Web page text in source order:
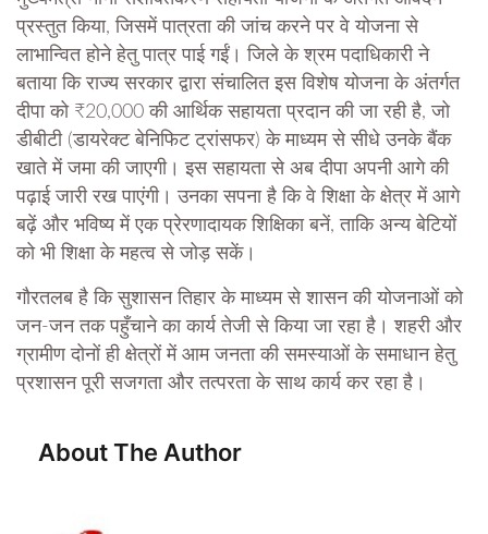
प्रस्तुत किया, जिसमें पात्रता की जांच करने पर वे योजना से
लाभान्वित होने हेतु पात्र पाई गईं। जिले के श्रम पदाधिकारी ने
बताया कि राज्य सरकार द्वारा संचालित इस विशेष योजना के अंतर्गत
दीपा को ₹20,000 की आर्थिक सहायता प्रदान की जा रही है, जो
डीबीटी (डायरेक्ट बेनिफिट ट्रांसफर) के माध्यम से सीधे उनके बैंक
खाते में जमा की जाएगी। इस सहायता से अब दीपा अपनी आगे की
पढ़ाई जारी रख पाएंगी। उनका सपना है कि वे शिक्षा के क्षेत्र में आगे
बढ़ें और भविष्य में एक प्रेरणादायक शिक्षिका बनें, ताकि अन्य बेटियों
को भी शिक्षा के महत्व से जोड़ सकें।
गौरतलब है कि सुशासन तिहार के माध्यम से शासन की योजनाओं को
जन-जन तक पहुँचाने का कार्य तेजी से किया जा रहा है। शहरी और
ग्रामीण दोनों ही क्षेत्रों में आम जनता की समस्याओं के समाधान हेतु
प्रशासन पूरी सजगता और तत्परता के साथ कार्य कर रहा है।
About The Author